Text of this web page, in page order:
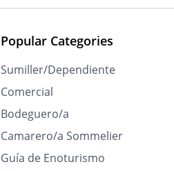
Popular Categories
Sumiller/Dependiente
Comercial
Bodeguero/a
Camarero/a Sommelier
Guía de Enoturismo